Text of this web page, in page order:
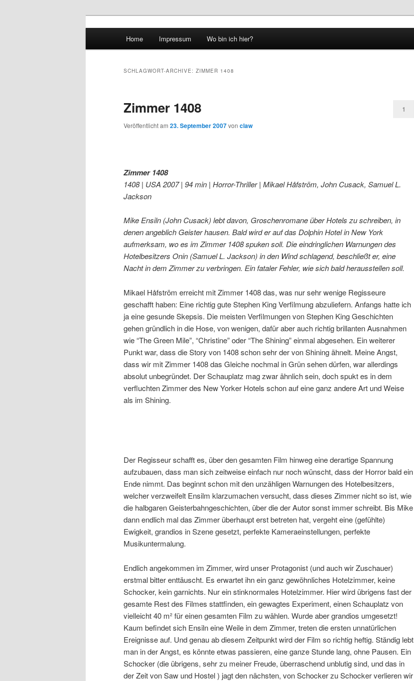
vidgames.de
Zum Inhalt wechseln
Zum sekundären Inhalt wechseln
Home Impressum Wo bin ich hier?
SCHLAGWORT-ARCHIVE: ZIMMER 1408
Zimmer 1408
Veröffentlicht am 23. September 2007von claw
1
Zimmer 1408
1408 | USA 2007 | 94 min | Horror-Thriller | Mikael Håfström, John Cusack, Samuel L.
Jackson
Mike Ensiln (John Cusack) lebt davon, Groschenromane über Hotels zu schreiben, in
denen angeblich Geister hausen. Bald wird er auf das Dolphin Hotel in New York
aufmerksam, wo es im Zimmer 1408 spuken soll. Die eindringlichen Warnungen des
Hotelbesitzers Onin (Samuel L. Jackson) in den Wind schlagend, beschließt er, eine
Nacht in dem Zimmer zu verbringen. Ein fataler Fehler, wie sich bald herausstellen soll.
Mikael Håfström erreicht mit Zimmer 1408 das, was nur sehr wenige Regisseure
geschafft haben: Eine richtig gute Stephen King Verfilmung abzuliefern. Anfangs hatte ich
ja eine gesunde Skepsis. Die meisten Verfilmungen von Stephen King Geschichten
gehen gründlich in die Hose, von wenigen, dafür aber auch richtig brillanten Ausnahmen
wie “The Green Mile”, “Christine” oder “The Shining” einmal abgesehen. Ein weiterer
Punkt war, dass die Story von 1408 schon sehr der von Shining ähnelt. Meine Angst,
dass wir mit Zimmer 1408 das Gleiche nochmal in Grün sehen dürfen, war allerdings
absolut unbegründet. Der Schauplatz mag zwar ähnlich sein, doch spukt es in dem
verfluchten Zimmer des New Yorker Hotels schon auf eine ganz andere Art und Weise
als im Shining.
Der Regisseur schafft es, über den gesamten Film hinweg eine derartige Spannung
aufzubauen, dass man sich zeitweise einfach nur noch wünscht, dass der Horror bald ein
Ende nimmt. Das beginnt schon mit den unzähligen Warnungen des Hotelbesitzers,
welcher verzweifelt Ensilm klarzumachen versucht, dass dieses Zimmer nicht so ist, wie
die halbgaren Geisterbahngeschichten, über die der Autor sonst immer schreibt. Bis Mike
dann endlich mal das Zimmer überhaupt erst betreten hat, vergeht eine (gefühlte)
Ewigkeit, grandios in Szene gesetzt, perfekte Kameraeinstellungen, perfekte
Musikuntermalung.
Endlich angekommen im Zimmer, wird unser Protagonist (und auch wir Zuschauer)
erstmal bitter enttäuscht. Es erwartet ihn ein ganz gewöhnliches Hotelzimmer, keine
Schocker, kein garnichts. Nur ein stinknormales Hotelzimmer. Hier wird übrigens fast der
gesamte Rest des Filmes stattfinden, ein gewagtes Experiment, einen Schauplatz von
vielleicht 40 m² für einen gesamten Film zu wählen. Wurde aber grandios umgesetzt!
Kaum befindet sich Ensiln eine Weile in dem Zimmer, treten die ersten unnatürlichen
Ereignisse auf. Und genau ab diesem Zeitpunkt wird der Film so richtig heftig. Ständig lebt
man in der Angst, es könnte etwas passieren, eine ganze Stunde lang, ohne Pausen. Ein
Schocker (die übrigens, sehr zu meiner Freude, überraschend unblutig sind, und das in
der Zeit von Saw und Hostel ) jagt den nächsten, von Schocker zu Schocker verlieren wir